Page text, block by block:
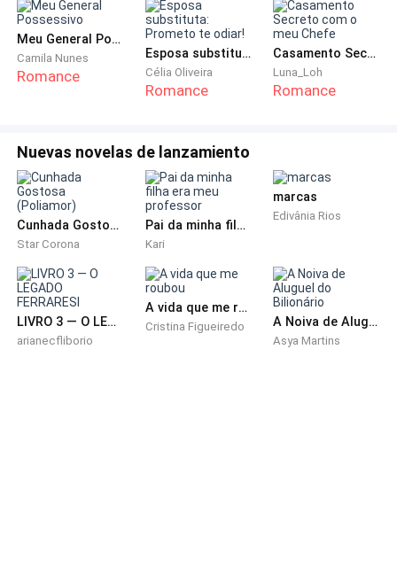
Ninguém. E se você se acha homem suficiente para
fazer isso, Logan, eu digo que não é. Você não é
homem porra nenhuma. — Me levanto irritada porque
sei que quero socar alguma coisa.
simplesmente fazer uma merda muito grande para
receber algum tipo de punição.
Isso seria eficaz para dar jeito na dor?
rebelde?
Logan respira fundo e sou obrigada a prestar atenção
nele.
Meu General Possessivo
Camila Nunes
Romance
Esposa substituta: Prometo te odiar!
Célia Oliveira
Romance
Casamento Secreto com o meu Chefe
Luna_Loh
Romance
Nuevas novelas de lanzamiento
Cunhada Gostosa (Poliamor)
Star Corona
Pai da minha filha era meu professor
Kari
marcas
Edivânia Rios
LIVRO 3 — O LEGADO FERRARESI
arianecfliborio
A vida que me roubou
Cristina Figueiredo A Noiva de Aluguel do Bilionário
Asya Martins